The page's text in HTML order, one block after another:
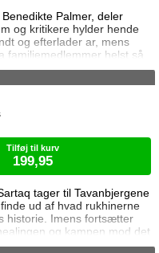
Palmer, deler
og kritikere hylder hende
og efterlader ar, mens
familiemedlemmer helst så
en rejse til Los
fortsætter
April Biggs for at assistere
tager til Tavanbjergene
ud af hvad rukhinerne
historie. Imens fortsætter
og kampen mod det
lurer inden i ham. Men
Tilføj til kurv
199,95